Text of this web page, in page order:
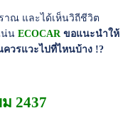
าณ และได้เห็นวิถีชีวิต
น่น ECOCAR ขอแนะนำให้
วรแวะไปที่ไหนบ้าง !?
2437